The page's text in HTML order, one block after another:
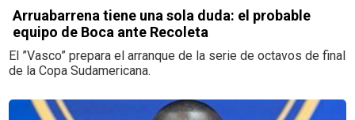
Arruabarrena tiene una sola duda: el probable
equipo de Boca ante Recoleta
El ”Vasco” prepara el arranque de la serie de octavos de final
de la Copa Sudamericana.